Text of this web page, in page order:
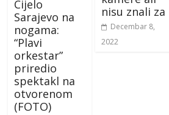
Cijelo
Sarajevo na
nogama:
“Plavi
orkestar”
priredio
spektakl na
otvorenom
(FOTO)
nisu znali za
Decembar 8,
2022